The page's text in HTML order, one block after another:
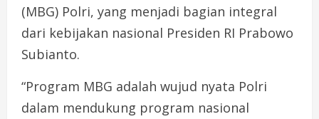
(MBG) Polri, yang menjadi bagian integral
dari kebijakan nasional Presiden RI Prabowo
Subianto.
“Program MBG adalah wujud nyata Polri
dalam mendukung program nasional